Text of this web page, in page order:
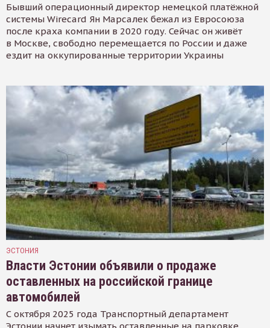
Бывший операционный директор немецкой платёжной
системы Wirecard Ян Марсалек бежал из Евросоюза
после краха компании в 2020 году. Сейчас он живёт
в Москве, свободно перемещается по России и даже
ездит на оккупированные территории Украины
ЭСТОНИЯ
Власти Эстонии объявили о продаже
оставленных на российской границе
автомобилей
С октября 2025 года Транспортный департамент